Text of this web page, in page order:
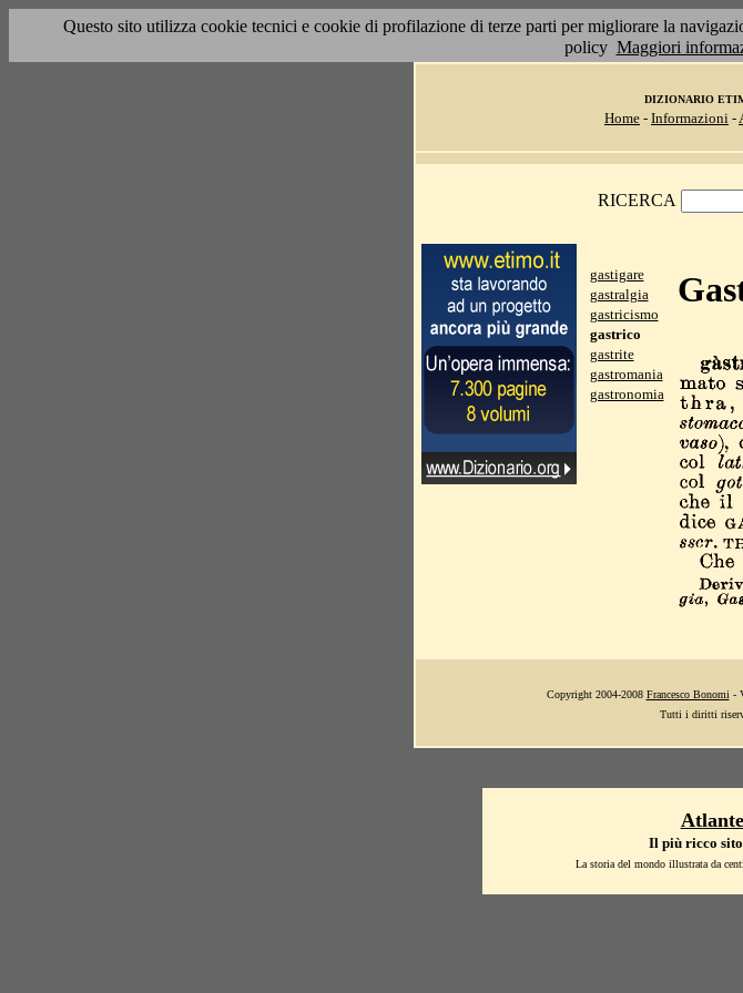
Questo sito utilizza cookie tecnici e cookie di profilazione di terze parti per migliorare la
policy Maggiori
DIZIONARIO
Home - Informazioni -
RICERCA
gastigare
gastralgia
gastricismo
gastrico
gastrite
gastromania
gastronomia
Copyright 2004-2008 Francesco Bonomi -
Tutti i diritti
Il più ricco
La storia del mondo illustrata da